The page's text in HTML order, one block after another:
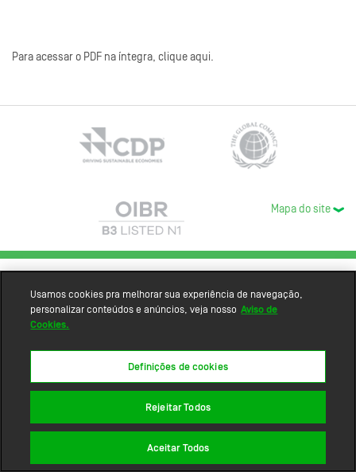
Para acessar o PDF na íntegra, clique aqui.
Mapa do site
Usamos cookies pra melhorar sua experiência de navegação,
personalizar conteúdos e anúncios, veja nosso Aviso de
Cookies.
Definições de cookies
Rejeitar Todos
Aceitar Todos